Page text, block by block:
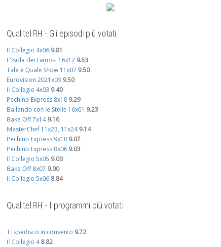
Qualitel RH - Gli episodi più votati
Il Collegio 4x06 9.81
L'Isola dei Famosi 16x12 9.53
Tale e Quale Show 11x07 9.50
Eurovision 2021x03 9.50
Il Collegio 4x03 9.40
Pechino Express 8x10 9.29
Ballando con le Stelle 16x01 9.23
Bake Off 7x14 9.16
MasterChef 11x23, 11x24 9.14
Pechino Express 9x10 9.07
Pechino Express 8x06 9.03
Il Collegio 5x05 9.00
Bake Off 8x07 9.00
Il Collegio 5x06 8.84
Qualitel RH - I programmi più votati
Ti spedisco in convento 9.72
Il Collegio 4 8.82